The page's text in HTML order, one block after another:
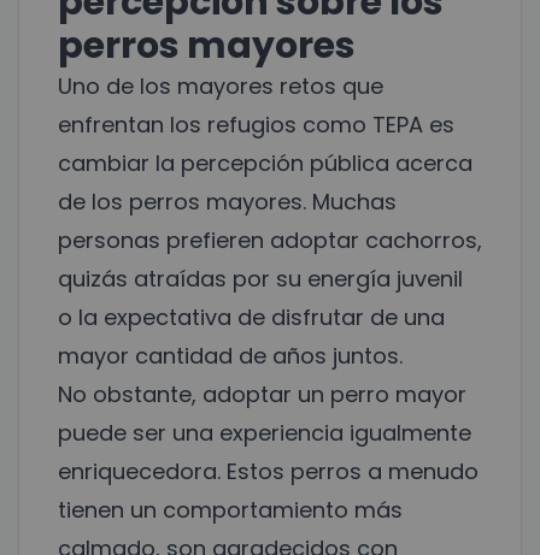
perros mayores
Uno de los mayores retos que
enfrentan los refugios como TEPA es
cambiar la percepción pública acerca
de los perros mayores. Muchas
personas prefieren adoptar cachorros,
quizás atraídas por su energía juvenil
o la expectativa de disfrutar de una
mayor cantidad de años juntos.
No obstante, adoptar un perro mayor
puede ser una experiencia igualmente
enriquecedora. Estos perros a menudo
tienen un comportamiento más
calmado, son agradecidos con